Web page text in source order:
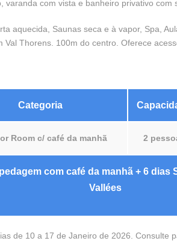
varanda com vista e banheiro privativo com
aquecida, Saunas seca e à vapor, Spa,
Val Thorens. 100m do centro. Oferece
Categoria
Room c/ café da manhã 2
com café da manhã + 6 dias
Vallées
de 10 a 17 de Janeiro de 2026. Consulte